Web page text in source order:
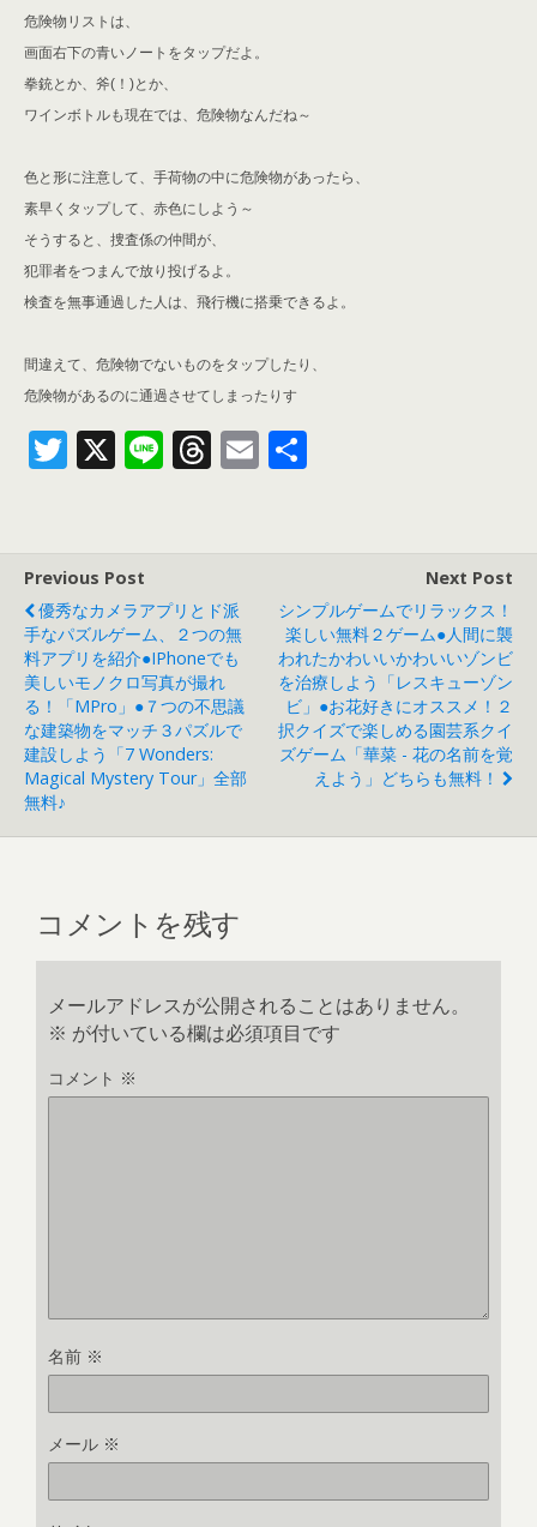
危険物リストは、
画面右下の青いノートをタップだよ。
拳銃とか、斧(！)とか、
ワインボトルも現在では、危険物なんだね～
色と形に注意して、手荷物の中に危険物があったら、
素早くタップして、赤色にしよう～
そうすると、捜査係の仲間が、
犯罪者をつまんで放り投げるよ。
検査を無事通過した人は、飛行機に搭乗できるよ。
間違えて、危険物でないものをタップしたり、
危険物があるのに通過させてしまったりす
T
er
X
Li
T
d
s
E
Previous Post
優秀なカメラアプリとド派
手なパズルゲーム、２つの無
料アプリを紹介●iPhoneでも
美しいモノクロ写真が撮れ
る！「MPro」●７つの不思議
な建築物をマッチ３パズルで
建設しよう「7 Wonders:
Magical Mystery Tour」全部
無料♪
Next Post
シンプルゲームでリラックス！
楽しい無料２ゲーム●人間に襲
われたかわいいかわいいゾンビ
を治療しよう「レスキューゾン
ビ」●お花好きにオススメ！２
択クイズで楽しめる園芸系クイ
ズゲーム「華菜 - 花の名前を覚
えよう」どちらも無料！
コメントを残す
メールアドレスが公開されることはありません。
※ が付いている欄は必須項目です
コメント ※
名前 ※
メール ※